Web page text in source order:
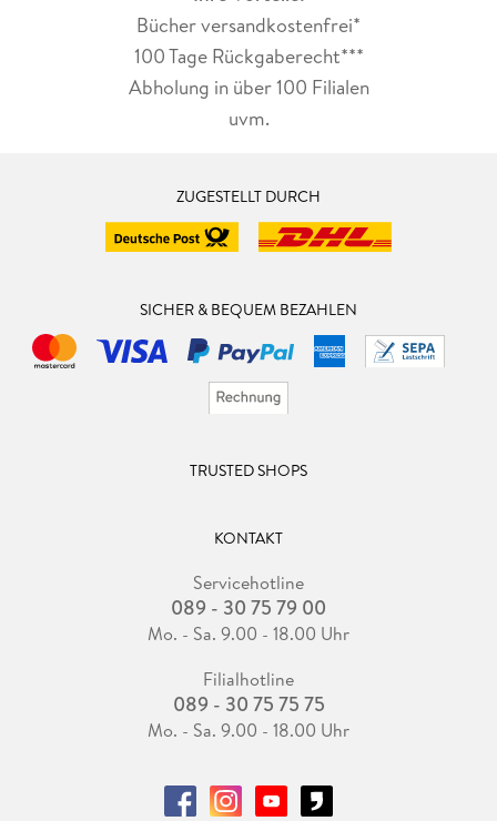
Bücher versandkostenfrei*
100 Tage Rückgaberecht***
Abholung in über 100 Filialen
uvm.
ZUGESTELLT DURCH
SICHER & BEQUEM BEZAHLEN
TRUSTED SHOPS
KONTAKT
Servicehotline
089 - 30 75 79 00
Mo. - Sa. 9.00 - 18.00 Uhr
Filialhotline
089 - 30 75 75 75
Mo. - Sa. 9.00 - 18.00 Uhr